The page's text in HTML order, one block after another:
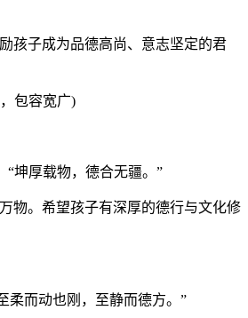
孩子成为品德高尚、意志坚定的君
包容宽广)
“坤厚载物，德合无疆。”
物。希望孩子有深厚的德行与文化修
柔而动也刚，至静而德方。”